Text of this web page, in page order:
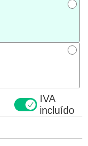
IVA
incluído